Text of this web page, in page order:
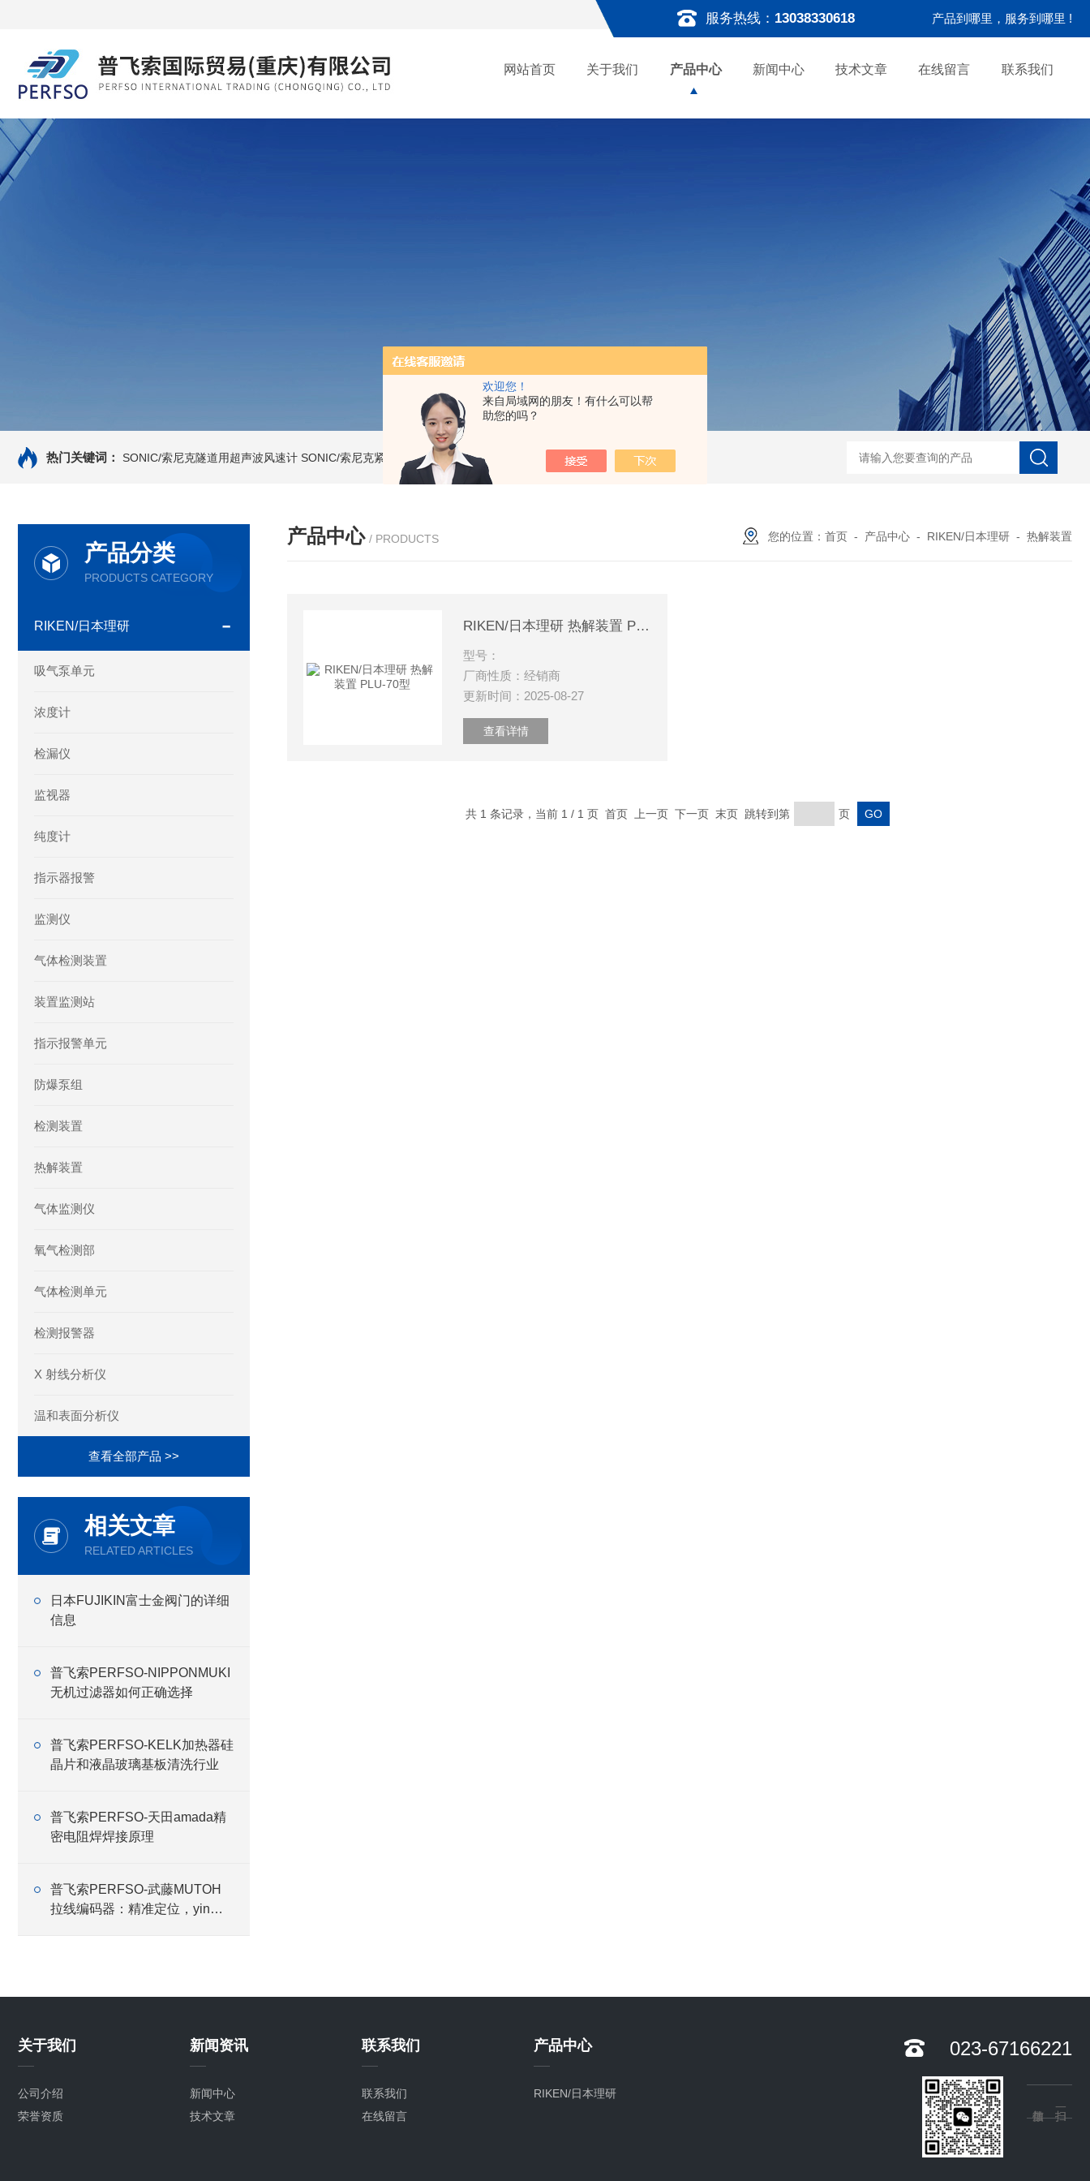
欢迎您！
来自局域网的朋友！有什么可以帮
助您的吗？
服务热线： 13038330618 产品到哪里，服务到哪里 !
网站首页 关于我们 产品中心 新闻中心 技术文章 在线留言 联系我们
热门关键词： SONIC/索尼克隧道用超声波风速计 SONIC/索尼克紧凑型液体流量计 NACG-7-E-O-25日本无机 酸性气体去除化学滤芯 NECS-7-E-B-25日本无机 酸性气体去除化学滤芯 NECS-7-E-A-25日本无
产品分类
PRODUCTS CATEGORY
RIKEN/日本理研
吸气泵单元
浓度计
检漏仪
监视器
纯度计
指示器报警
监测仪
气体检测装置
装置监测站
指示报警单元
防爆泵组
检测装置
热解装置
气体监测仪
氧气检测部
气体检测单元
检测报警器
X 射线分析仪
温和表面分析仪
查看全部产品 >>
相关文章
RELATED ARTICLES
日本FUJIKIN富士金阀门的详细
信息
普飞索PERFSO-NIPPONMUKI
无机过滤器如何正确选择
普飞索PERFSO-KELK加热器硅
晶片和液晶玻璃基板清洗行业
普飞索PERFSO-天田amada精
密电阻焊焊接原理
普飞索PERFSO-武藤MUTOH
拉线编码器：精准定位，yin领
产品中心 / PRODUCTS 您的位置： 首页 - 产品中心 - RIKEN/日本理研 - 热解装置
RIKEN/日本理研 热解装置 PLU-70型
型号：
厂商性质：经销商
更新时间：2025-08-27
查看详情
共 1 条记录，当前 1 / 1 页 首页 上一页 下一页 末页 跳转到第 页
关于我们
公司介绍
荣誉资质
新闻资讯
新闻中心
技术文章
联系我们
联系我们
在线留言
产品中心
RIKEN/日本理研
023-67166221